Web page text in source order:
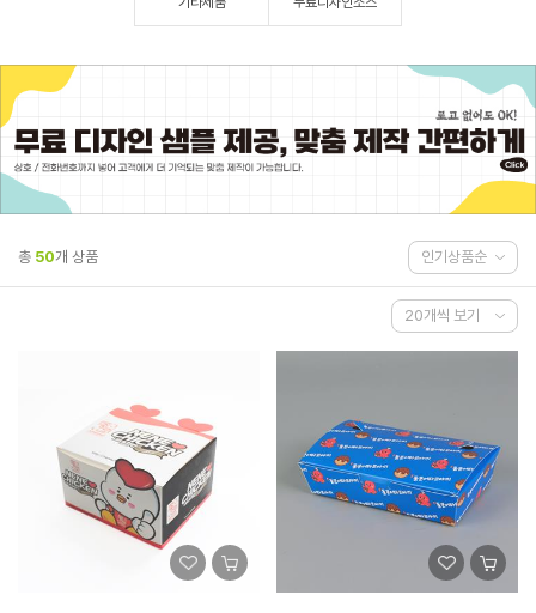
총 50개 상품